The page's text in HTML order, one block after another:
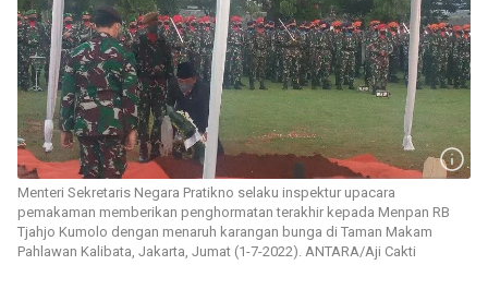
Menteri Sekretaris Negara Pratikno selaku inspektur upacara
pemakaman memberikan penghormatan terakhir kepada Menpan RB
Tjahjo Kumolo dengan menaruh karangan bunga di Taman Makam
Pahlawan Kalibata, Jakarta, Jumat (1-7-2022). ANTARA/Aji Cakti